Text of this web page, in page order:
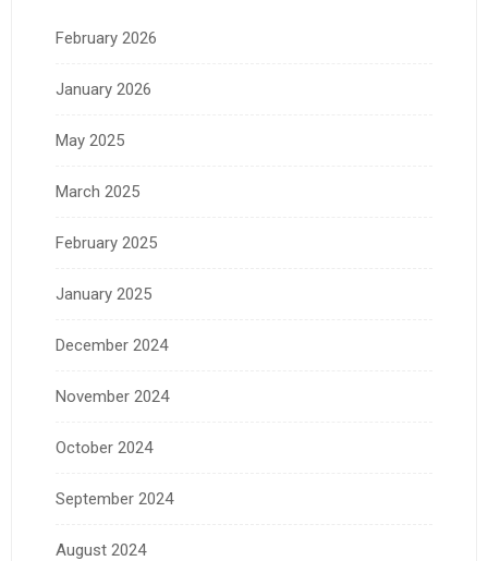
February 2026
January 2026
May 2025
March 2025
February 2025
January 2025
December 2024
November 2024
October 2024
September 2024
August 2024